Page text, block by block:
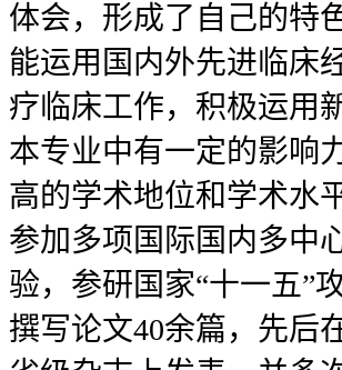
体会，形成了自己的特
能运用国内外先进临床
疗临床工作，积极运用
本专业中有一定的影响
高的学术地位和学术水
参加多项国际国内多中
验，参研国家“十一五”
撰写论文40余篇，先后